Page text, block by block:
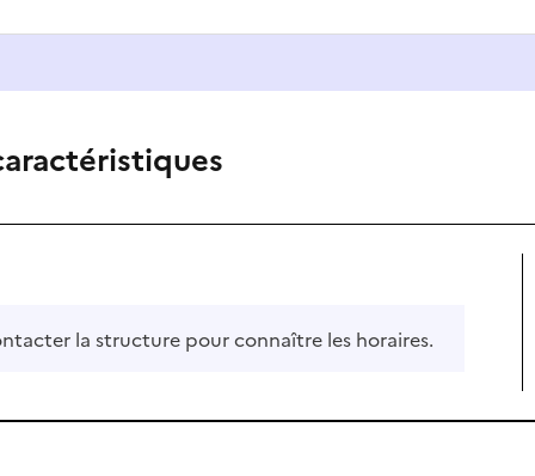
la structure pour connaître les horaires.